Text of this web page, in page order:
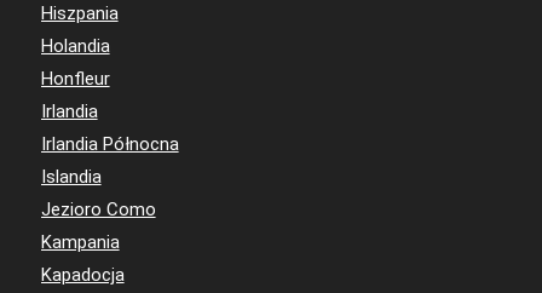
Hiszpania
Holandia
Honfleur
Irlandia
Irlandia Północna
Islandia
Jezioro Como
Kampania
Kapadocja